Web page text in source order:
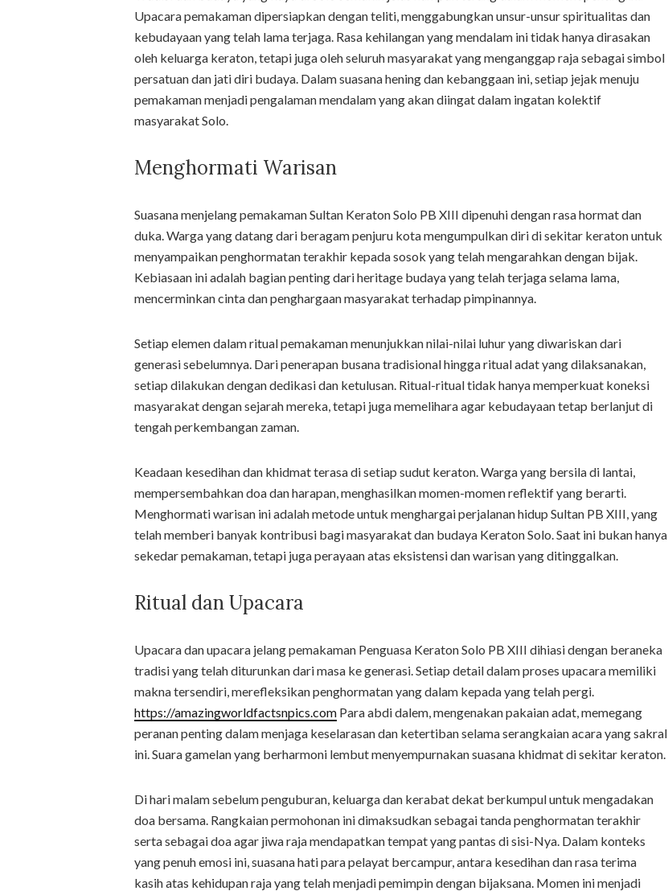
Upacara pemakaman dipersiapkan dengan teliti, menggabungkan unsur-unsur spiritualitas dan
kebudayaan yang telah lama terjaga. Rasa kehilangan yang mendalam ini tidak hanya dirasakan
oleh keluarga keraton, tetapi juga oleh seluruh masyarakat yang menganggap raja sebagai simbol
persatuan dan jati diri budaya. Dalam suasana hening dan kebanggaan ini, setiap jejak menuju
pemakaman menjadi pengalaman mendalam yang akan diingat dalam ingatan kolektif
masyarakat Solo.
Menghormati Warisan
Suasana menjelang pemakaman Sultan Keraton Solo PB XIII dipenuhi dengan rasa hormat dan
duka. Warga yang datang dari beragam penjuru kota mengumpulkan diri di sekitar keraton untuk
menyampaikan penghormatan terakhir kepada sosok yang telah mengarahkan dengan bijak.
Kebiasaan ini adalah bagian penting dari heritage budaya yang telah terjaga selama lama,
mencerminkan cinta dan penghargaan masyarakat terhadap pimpinannya.
Setiap elemen dalam ritual pemakaman menunjukkan nilai-nilai luhur yang diwariskan dari
generasi sebelumnya. Dari penerapan busana tradisional hingga ritual adat yang dilaksanakan,
setiap dilakukan dengan dedikasi dan ketulusan. Ritual-ritual tidak hanya memperkuat koneksi
masyarakat dengan sejarah mereka, tetapi juga memelihara agar kebudayaan tetap berlanjut di
tengah perkembangan zaman.
Keadaan kesedihan dan khidmat terasa di setiap sudut keraton. Warga yang bersila di lantai,
mempersembahkan doa dan harapan, menghasilkan momen-momen reflektif yang berarti.
Menghormati warisan ini adalah metode untuk menghargai perjalanan hidup Sultan PB XIII, yang
telah memberi banyak kontribusi bagi masyarakat dan budaya Keraton Solo. Saat ini bukan hanya
sekedar pemakaman, tetapi juga perayaan atas eksistensi dan warisan yang ditinggalkan.
Ritual dan Upacara
Upacara dan upacara jelang pemakaman Penguasa Keraton Solo PB XIII dihiasi dengan beraneka
tradisi yang telah diturunkan dari masa ke generasi. Setiap detail dalam proses upacara memiliki
makna tersendiri, merefleksikan penghormatan yang dalam kepada yang telah pergi.
https://amazingworldfactsnpics.com Para abdi dalem, mengenakan pakaian adat, memegang
peranan penting dalam menjaga keselarasan dan ketertiban selama serangkaian acara yang sakral
ini. Suara gamelan yang berharmoni lembut menyempurnakan suasana khidmat di sekitar keraton.
Di hari malam sebelum penguburan, keluarga dan kerabat dekat berkumpul untuk mengadakan
doa bersama. Rangkaian permohonan ini dimaksudkan sebagai tanda penghormatan terakhir
serta sebagai doa agar jiwa raja mendapatkan tempat yang pantas di sisi-Nya. Dalam konteks
yang penuh emosi ini, suasana hati para pelayat bercampur, antara kesedihan dan rasa terima
kasih atas kehidupan raja yang telah menjadi pemimpin dengan bijaksana. Momen ini menjadi